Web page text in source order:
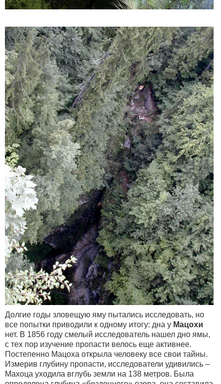
Долгие годы зловещую яму пытались исследовать, но
все попытки приводили к одному итогу: дна у Мацохи
нет. В 1856 году смелый исследователь нашел дно ямы,
с тех пор изучение пропасти велось еще активнее.
Постепенно Мацоха открыла человеку все свои тайны.
Измерив глубину пропасти, исследователи удивились –
Махоца уходила вглубь земли на 138 метров. Была